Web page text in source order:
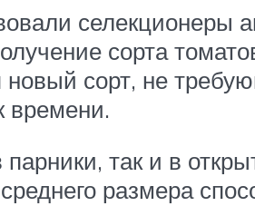
сорта
новый сорт, не
времени.
так и в
размера